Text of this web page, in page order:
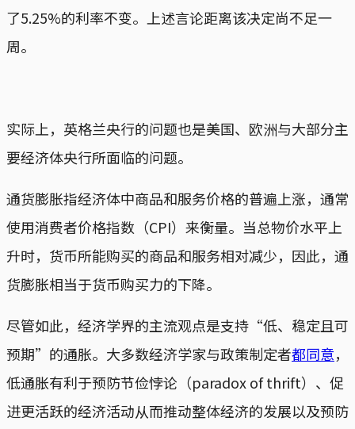
了5.25%的利率不变。上述言论距离该决定尚不足一
周。
实际上，英格兰央行的问题也是美国、欧洲与大部分主
要经济体央行所面临的问题。
通货膨胀指经济体中商品和服务价格的普遍上涨，通常
使用消费者价格指数（CPI）来衡量。当总物价水平上
升时，货币所能购买的商品和服务相对减少，因此，通
货膨胀相当于货币购买力的下降。
尽管如此，经济学界的主流观点是支持“低、稳定且可
预期”的通胀。大多数经济学家与政策制定者都同意，
低通胀有利于预防节俭悖论（paradox of thrift）、促
进更活跃的经济活动从而推动整体经济的发展以及预防